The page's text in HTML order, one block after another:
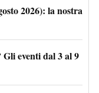
2026): la nostra
eventi dal 3 al 9